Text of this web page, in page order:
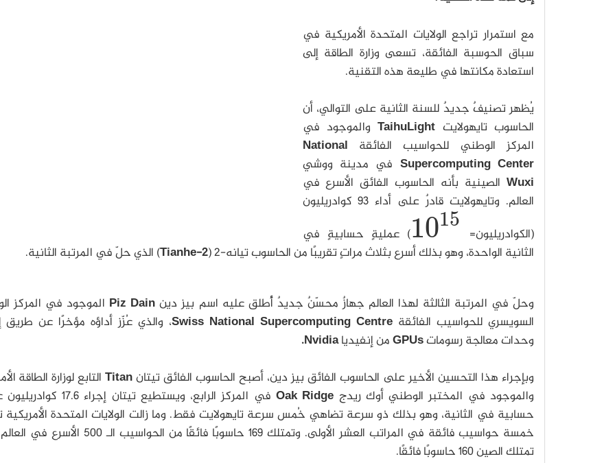
مع استمرار تراجع الولايات المتحدة الأمريكية في
سباق الحوسبة الفائقة، تسعى وزارة الطاقة إلى
استعادة مكانتها في طليعة هذه التقنية.
يُظهر تصنيفٌ جديدٌ للسنة الثانية على التوالي، أن
الحاسوب تايهولايت TaihuLightوالموجود في
المركز الوطني للحواسيب الفائقة National
Supercomputing Center في مدينة ووشي
Wuxi الصينية بأنه الحاسوب الفائق الأسرع في
العالم. وتايهولايت قادرٌ على أداء 93 كوادريليون
(الكوادريليون=
1015
1015 ) عمليةٍ حسابيةٍ في
الثانية الواحدة، وهو بذلك أسرع بثلاث مراتٍ تقريبًا من الحاسوب تيانه-2 (
Tianhe-2) الذي حلّ في المرتبة الثانية.
وحلّ في المرتبة الثالثة لهذا العالم جهازٌ محسّنٌ جديدٌ أُطلق عليه اسم بيز دينPiz Dain
الموجود في المركز
السويسري للحواسيب الفائقة Swiss National Supercomputing Centre، والذي عُزّز أداؤه مؤخرًا عن طريق
وحدات معالجة رسومات
من إنفيدياNvidia.
وبإجراء هذا التحسين الأخير على الحاسوب الفائق بيز دين، أصبح الحاسوب الفائق تيتانTitan التابع لوزارة الطاقة
والموجود في المختبر الوطني أوك ريدج Oak Ridge
في المركز الرابع، ويستطيع تيتان إجراء
حسابية في الثانية، وهو بذلك ذو سرعة تضاهي خُمس سرعة تايهولايت فقط. وما زالت الولايات المتحدة الأمريكية
خمسة حواسيب فائقة في المراتب العشر الأولى. وتمتلك 169 حاسوبًا فائقًا من
تمتلك الصين 160 حاسوبًا فائقًا.